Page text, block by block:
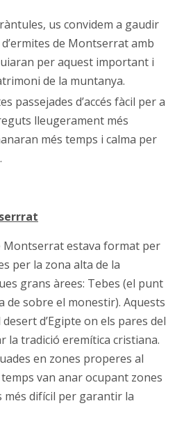
us convidem a gaudir
de Montserrat amb
per aquest important i
de la muntanya.
passejades d’accés fàcil per a
lleugerament més
més temps i calma per
Montserrat estava format per
per la zona alta de la
grans àrees: Tebes (el punt
de sobre el monestir). Aquests
d’Egipte on els pares del
la tradició eremítica cristiana.
en zones properes al
van anar ocupant zones
més difícil per garantir la